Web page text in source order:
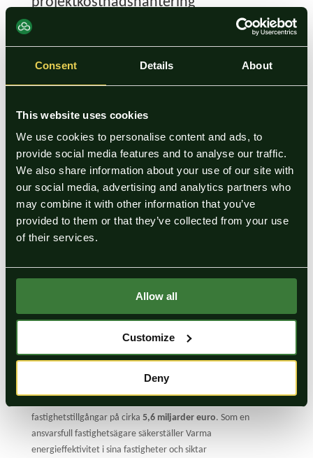
Consent Details About
This website uses cookies
We use cookies to personalise content and ads, to
provide social media features and to analyse our traffic.
We also share information about your use of our site with
our social media, advertising and analytics partners who
may combine it with other information that you’ve
provided to them or that they’ve collected from your use
of their services.
Allow all
Customize
Deny
Scudo Solutions är en etablerad aktör på den finska marknaden,
inte behövde utveckla sina egna processer från grunden.
Solutions’ Scudo Pro
visade sig vara
det bästa alternativet på
marknaden
för Varmas behov.
Användarna trivs med Scudo Pro
Tack vare en lyckad implementering och Scudo Solutions
kundorienterade support har Scudo Pro tagits i fullt bruk hos
Varma. Användarna utnyttjar systemet till fullo för
En viktig faktor är den automatiska dataöverföringen mellan
systemen tack vare smidiga integrationer.
”Vi är mycket nöjda med vårt val av Scudo Pro!”
Om organisationerna
Ömsesidiga arbetspensionsförsäkringsbolaget Varma
fastighetstillgångar på cirka 5,6 miljarder euro. Som en
ansvarsfull fastighetsägare säkerställer Varma
energieffektivitet i sina fastigheter och siktar